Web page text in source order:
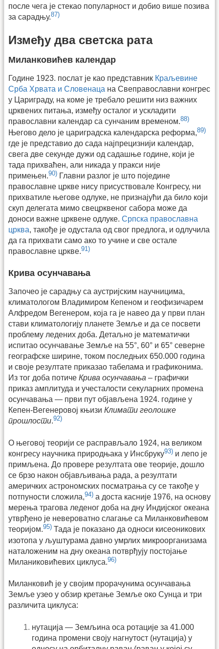
после чега је стекао популарност и добио више позива
за сарадњу.87)
Између два светска рата
Миланковићев календар
Године 1923. послат је као представник Краљевине
Срба Хрвата и Словенаца на Свеправославни конгрес
у Цариграду, на коме је требало решити низ важних
црквених питања, између осталог и ускладити
православни календар са сунчаним временом.88)
Његово дело је цариградска календарска реформа,89)
где је представио до сада најпрецизнији календар,
свега две секунде дужи од садашње године, који је
тада прихваћен, али никада у пракси није
примењен.90) Главни разлог је што поједине
православне цркве нису присуствовале Конгресу, ни
прихватиле његове одлуке, не признајући да било који
скуп делегата мимо свецрквеног сабора може да
доноси важне црквене одлуке. Српска православна
црква, такође је одустала од свог предлога, и одлучила
да га прихвати само ако то учине и све остале
православне цркве.91)
Крива осунчавања
Започео је сарадњу са аустријским научницима,
климатологом Владимиром Кепеном и геофизичарем
Алфредом Вегенером, која га је навео да у први план
стави климатологију планете Земље и да се посвети
проблему ледених доба. Детаљно је математички
испитао осунчавање Земље на 55°, 60° и 65° северне
географске ширине, током последњих 650.000 година
и своје резултате приказао табелама и графиконима.
Из тог доба потиче Крива осунчавања – графички
приказ амплитуда и учесталости секуларних промена
осунчавања — први пут објављена 1924. године у
Кепен-Вегенеровој књизи Климати геолошке
прошлости.92)
О његовој теорији се расправљало 1924, на великом
конгресу научника природњака у Инсбруку93) и лепо је
примљена. До провере резултата ове теорије, дошло
се брзо након објављивања рада, а резултати
америчких астрономских посматрања су се такође у
потпуности сложила,94) а доста касније 1976, на основу
мерења трагова леденог доба на дну Индијског океана
утврђено је невероватно слагање са Миланковићевом
теоријом.95) Тада је показано да односи кисеоникових
изотопа у љуштурама давно умрлих микроорганизама
наталоженим на дну океана потврђују постојање
Миланиковићевих циклуса.96)
Миланковић је у својим прорачунима осунчавања
Земље узео у обзир кретање Земље око Сунца и три
различита циклуса:
нутација — Земљина оса ротације за 41.000
година промени своју нагнутост (нутација) у